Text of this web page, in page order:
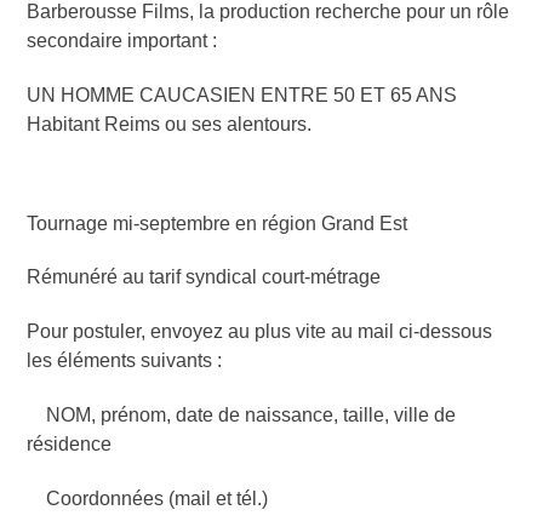
Barberousse Films, la production recherche pour un rôle
secondaire important :
UN HOMME CAUCASIEN ENTRE 50 ET 65 ANS
Habitant Reims ou ses alentours.
Tournage mi-septembre en région Grand Est
Rémunéré au tarif syndical court-métrage
Pour postuler, envoyez au plus vite au mail ci-dessous
les éléments suivants :
NOM, prénom, date de naissance, taille, ville de
résidence
Coordonnées (mail et tél.)